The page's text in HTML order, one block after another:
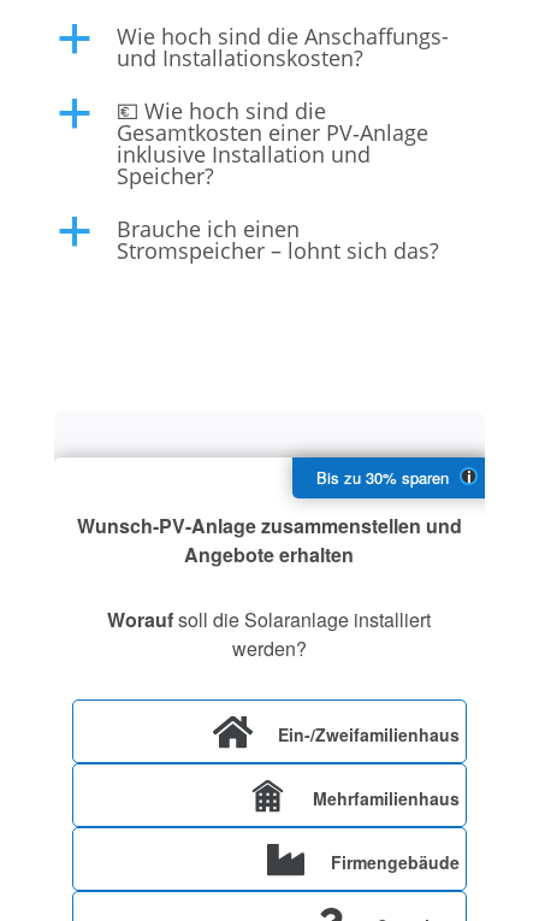
a Wie hoch sind die Anschaffungs-
und Installationskosten?
a 💶 Wie hoch sind die
Gesamtkosten einer PV‑Anlage
inklusive Installation und
Speicher?
a Brauche ich einen
Stromspeicher – lohnt sich das?
Wunsch-PV-Anlage zusammenstellen und
Angebote erhalten
Woraufsoll die Solaranlage installiert
werden?
Ein-/Zweifamilienhaus
Mehrfamilienhaus
Firmengebäude